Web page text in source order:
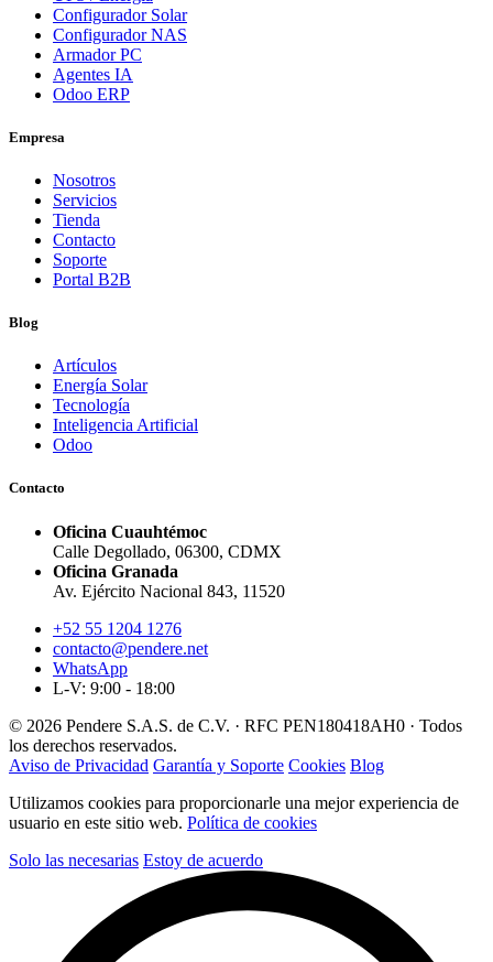
Configurador Solar
Configurador NAS
Armador PC
Agentes IA
Odoo ERP
Empresa
Nosotros
Servicios
Tienda
Contacto
Soporte
Portal B2B
Blog
Artículos
Energía Solar
Tecnología
Inteligencia Artificial
Odoo
Contacto
Oficina Cuauhtémoc
Calle Degollado, 06300, CDMX
Oficina Granada
Av. Ejército Nacional 843, 11520
+52 55 1204 1276
contacto@pendere.net
WhatsApp
L-V: 9:00 - 18:00
© 2026 Pendere S.A.S. de C.V. · RFC PEN180418AH0 · Todos
los derechos reservados.
Aviso de Privacidad Garantía y Soporte Cookies Blog
Utilizamos cookies para proporcionarle una mejor experiencia de
usuario en este sitio web. Política de cookies
Solo las necesarias Estoy de acuerdo